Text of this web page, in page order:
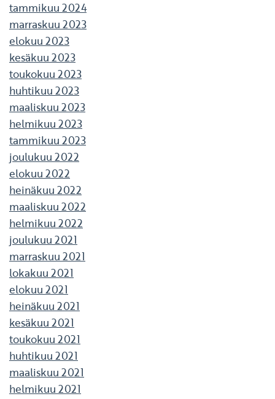
tammikuu 2024
marraskuu 2023
elokuu 2023
kesäkuu 2023
toukokuu 2023
huhtikuu 2023
maaliskuu 2023
helmikuu 2023
tammikuu 2023
joulukuu 2022
elokuu 2022
heinäkuu 2022
maaliskuu 2022
helmikuu 2022
joulukuu 2021
marraskuu 2021
lokakuu 2021
elokuu 2021
heinäkuu 2021
kesäkuu 2021
toukokuu 2021
huhtikuu 2021
maaliskuu 2021
helmikuu 2021